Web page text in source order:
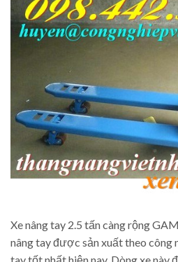
Xe nâng tay 2.5 tấn càng rộng
nâng tay được sản xuất theo công